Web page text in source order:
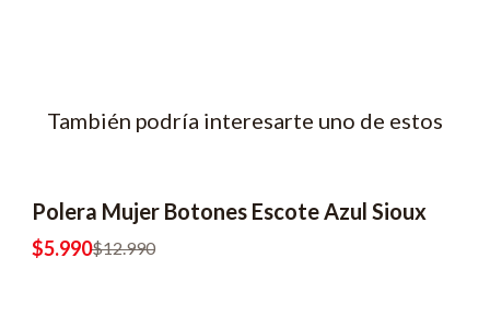
También podría interesarte uno de estos
-54% OFF
Polera Mujer Botones Escote Azul Sioux
$5.990$12.990